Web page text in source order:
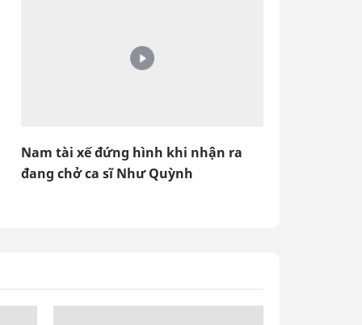
Nam tài xế đứng hình khi nhận ra
đang chở ca sĩ Như Quỳnh